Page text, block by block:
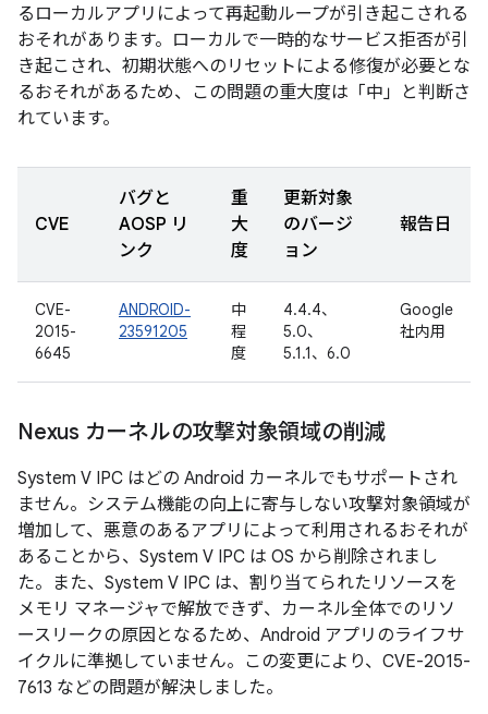
るローカルアプリによって再起動ループが引き起こされる
おそれがあります。ローカルで一時的なサービス拒否が引
き起こされ、初期状態へのリセットによる修復が必要とな
るおそれがあるため、この問題の重大度は「中」と判断さ
れています。
CVE
バグと
AOSP リ
ンク
重
大
度
更新対象
のバージ
ョン
報告日
CVE-
2015-
6645
ANDROID-
23591205
中
程
度
4.4.4、
5.0、
5.1.1、6.0
Google
社内用
Nexus カーネルの攻撃対象領域の削減
System V IPC はどの Android カーネルでもサポートされ
ません。システム機能の向上に寄与しない攻撃対象領域が
増加して、悪意のあるアプリによって利用されるおそれが
あることから、System V IPC は OS から削除されまし
た。また、System V IPC は、割り当てられたリソースを
メモリ マネージャで解放できず、カーネル全体でのリソ
ースリークの原因となるため、Android アプリのライフサ
イクルに準拠していません。この変更により、CVE-2015-
7613 などの問題が解決しました。